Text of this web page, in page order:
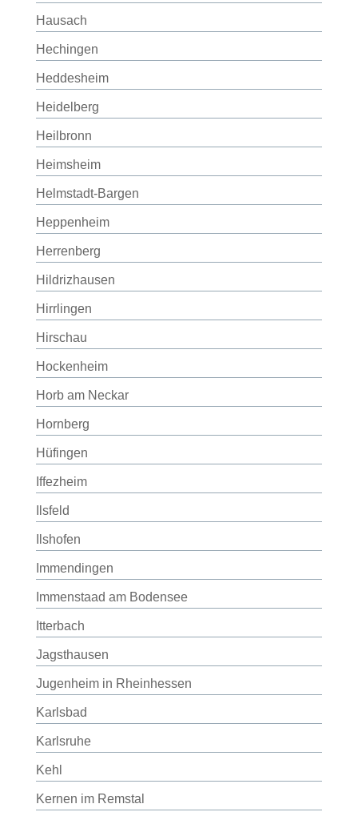
Hausach
Hechingen
Heddesheim
Heidelberg
Heilbronn
Heimsheim
Helmstadt-Bargen
Heppenheim
Herrenberg
Hildrizhausen
Hirrlingen
Hirschau
Hockenheim
Horb am Neckar
Hornberg
Hüfingen
Iffezheim
Ilsfeld
Ilshofen
Immendingen
Immenstaad am Bodensee
Itterbach
Jagsthausen
Jugenheim in Rheinhessen
Karlsbad
Karlsruhe
Kehl
Kernen im Remstal